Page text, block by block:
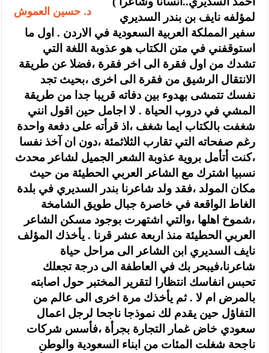
القاضي يلتقي رؤساء تحرير الصحف اليومية ويؤكد حرص مجلس النواب
على شراكة فاعلة مع الإعلام
دعوة المكلفين بخدمة العلم (الدفعة الثالثة) إلى مراجعة منصة خدمة
العلم
الملك يلتقي مجموعة من رفاق السلاح
الملك يتلقى اتصالا هاتفيا من العاهل البحريني
القاضي محمود أحمد فريحات.. مبارك ومزيدا من التوفيق
د. حسين العموش
لمؤلفه نايف بن بندر السديري
سفير المملكة العربية السعودية في الاردن . اول ما
استوقفني في متن الكتاب هو عذوبة اللغة التي
تشدك من اول فقرة الى اخر فقرة ،فضلا عن طريقة
الانتقال الرشيق من فقرة الى اخرى ،بحيث تجد
نفسك تتمشى بهدوء بين دفاته قريبا جدا من طريقة
المشي في دروب الحياة . لا اجامل حين اقول انني
شغفت بالكتاب ايما شغف ،اذ قرأته على دفعة واحدة
رغم صفحاته التي تقارب الثلاثمئة ،دون ان آخذ نفسا
،كنت أتأمل بروية عذوبة الشعر الجميل لشاعر محدث
نسبيا اشترك مع الشاعر العربي الحطيئة من حيث
مكان المولد ،فقد ولد شاعرنا بندر السديري في بلدة
الغاط الواقعة في خاصرة جبال طويق الشامخة
،شموخ اهلها ،والتي اشتهرت بوجود مسكن الشاعر
العربي الحطيئة منذ اربعة عشر قرنا . يأخذك المؤلف
نايف السديري ابن الشاعر الى مراحل حياة
شاعرنا،فيبحر بك في العاطفة الى درجة تجعلك
تحبس انفاسك انتظارا لتقرير المختبر حول اصابته
بالمرض ام لا . ثم يأخذك مرة اخرى الى عالم من
التفاؤل حين يقدم لك نموذجا ناجحا لرجل اعمال
سعودي خاض غمار التجارة بجرأة ،فأسس شركات
ناجحة شغلت المئات من ابناء السعودية والوطن